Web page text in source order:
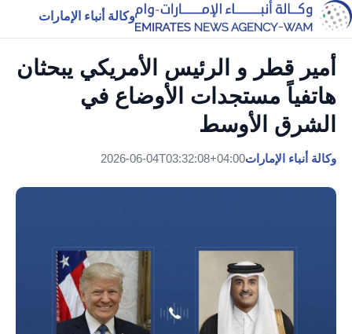
وكالة أنباء الإمارات
أمير قطر و الرئيس الأمريكي يبحثان
هاتفياً مستجدات الأوضاع في
الشرق الأوسط
وكالة أنباء الإمارات2026-06-04T03:32:08+04:00